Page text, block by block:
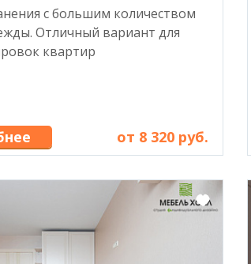
с большим количеством
Отличный вариант для
квартир
от 8 320 руб.